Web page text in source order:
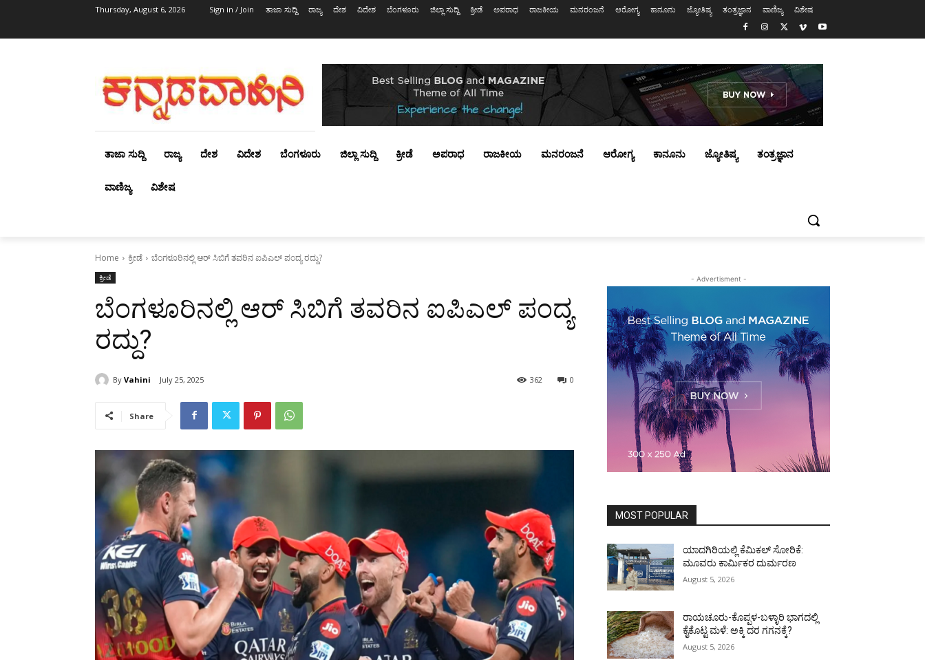
Thursday, August 6, 2026 Sign in / Join ತಾಜಾ ಸುದ್ದಿ ರಾಜ್ಯ ದೇಶ ವಿದೇಶ ಬೆಂಗಳೂರು ಜಿಲ್ಲಾ ಸುದ್ದಿ ಕ್ರೀಡೆ ಅಪರಾಧ ರಾಜಕೀಯ ಮನರಂಜನೆ ಆರೋಗ್ಯ ಕಾನೂನು ಜ್ಯೋತಿಷ್ಯ ತಂತ್ರಜ್ಞಾನ ವಾಣಿಜ್ಯ ವಿಶೇಷ
ತಾಜಾ ಸುದ್ದಿ ರಾಜ್ಯ ದೇಶ ವಿದೇಶ ಬೆಂಗಳೂರು ಜಿಲ್ಲಾ ಸುದ್ದಿ ಕ್ರೀಡೆ ಅಪರಾಧ ರಾಜಕೀಯ ಮನರಂಜನೆ ಆರೋಗ್ಯ ಕಾನೂನು ಜ್ಯೋತಿಷ್ಯ ತಂತ್ರಜ್ಞಾನ
ವಾಣಿಜ್ಯ ವಿಶೇಷ
Home ಕ್ರೀಡೆ ಬೆಂಗಳೂರಿನಲ್ಲಿ ಆರ್‌ ಸಿಬಿಗೆ ತವರಿನ ಐಪಿಎಲ್‌ ಪಂದ್ಯ ರದ್ದು?
ಕ್ರೀಡೆ
ಬೆಂಗಳೂರಿನಲ್ಲಿ ಆರ್‌ ಸಿಬಿಗೆ ತವರಿನ ಐಪಿಎಲ್‌ ಪಂದ್ಯ
ರದ್ದು?
By Vahini July 25, 2025 0
362
Share
- Advertisment -
MOST POPULAR
ಯಾದಗಿರಿಯಲ್ಲಿ ಕೆಮಿಕಲ್ ಸೋರಿಕೆ:
ಮೂವರು ಕಾರ್ಮಿಕರ ದುರ್ಮರಣ
August 5, 2026
ರಾಯಚೂರು-ಕೊಪ್ಪಳ-ಬಳ್ಳಾರಿ ಭಾಗದಲ್ಲಿ
ಕೈಕೊಟ್ಟ ಮಳೆ: ಅಕ್ಕಿ ದರ ಗಗನಕ್ಕೆ?
August 5, 2026